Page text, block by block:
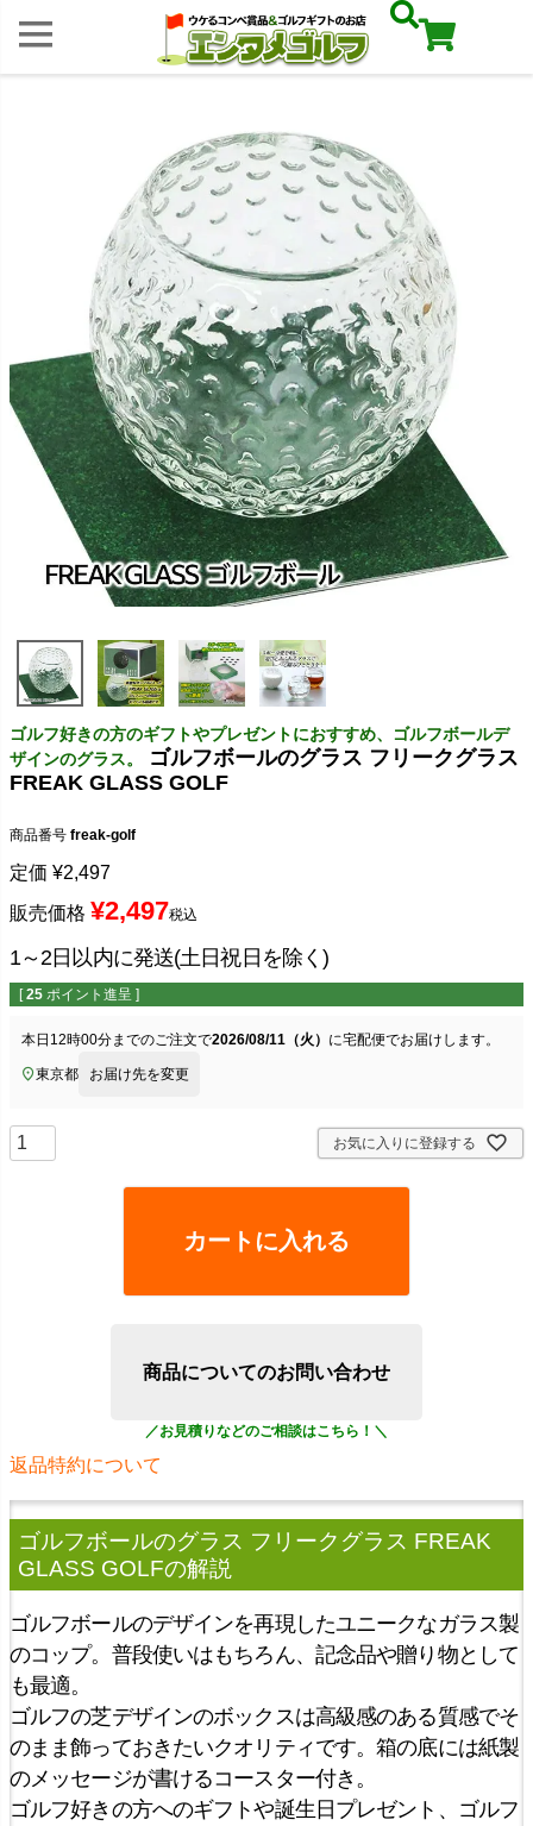
ゴルフ好きの方のギフトやプレゼントにおすすめ、ゴルフボールデ
ザインのグラス。
ゴルフボールのグラス フリークグラス
FREAK GLASS GOLF
商品番号 freak-golf
定価 ¥2,497
販売価格 ¥2,497税込
1～2日以内に発送(土日祝日を除く)
[ 25 ポイント進呈 ]
本日 12時00分までのご注文で2026/08/11（火） に宅配便でお届けします。
東京都 お届け先を変更
お気に入りに登録する
カートに入れる
商品についてのお問い合わせ
返品特約について
ゴルフボールのグラス フリークグラス FREAK
GLASS GOLFの解説
ゴルフボールのデザインを再現したユニークなガラス製
のコップ。普段使いはもちろん、記念品や贈り物として
も最適。
ゴルフの芝デザインのボックスは高級感のある質感でそ
のまま飾っておきたいクオリティです。箱の底には紙製
のメッセージが書けるコースター付き。
ゴルフ好きの方へのギフトや誕生日プレゼント、ゴルフ